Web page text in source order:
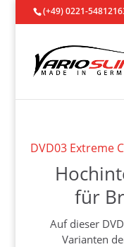
(+49) 0221-
DVD03 Extreme
für
Auf dieser
Varianten